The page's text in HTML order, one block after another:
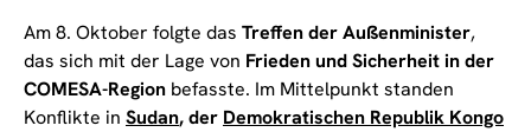
Am 8. Oktober folgte das Treffen der Außenminister,
das sich mit der Lage von Frieden und Sicherheit in der
COMESA-Region befasste. Im Mittelpunkt standen
Konflikte in Sudan, der Demokratischen Republik Kongo